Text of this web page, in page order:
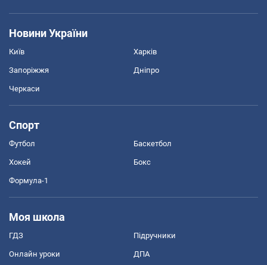
Новини України
Київ Харків
Запоріжжя Дніпро
Черкаси
Спорт
Футбол Баскетбол
Хокей Бокс
Формула-1
Моя школа
ГДЗ Підручники
Онлайн уроки ДПА